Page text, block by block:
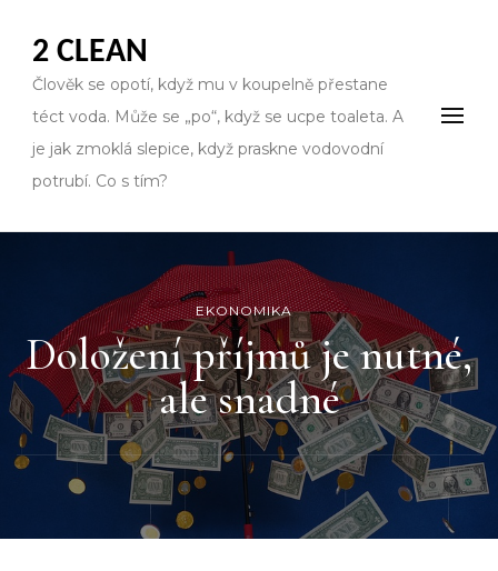
2 CLEAN
Člověk se opotí, když mu v koupelně přestane
téct voda. Může se „po“, když se ucpe toaleta. A
je jak zmoklá slepice, když praskne vodovodní
potrubí. Co s tím?
EKONOMIKA
Doložení příjmů je nutné,
ale snadné